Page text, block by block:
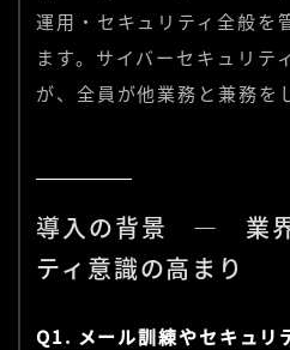
運用・セキュリティ全般を
ます。サイバーセキュリテ
が、全員が他業務と兼務を
導入の背景 ― 業界
ティ意識の高まり
Q1. メール訓練やセキュリ